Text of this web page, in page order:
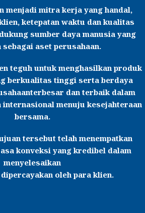
menjadi mitra kerja yang handal,
ketepatan waktu dan kualitas
sumber daya manusia yang
sebagai aset perusahaan.
teguh untuk menghasilkan produk
berkualitas tinggi serta berdaya
dan terbaik dalam
menuju kesejahteraan
bersama.
tersebut telah menempatkan
konveksi yang kredibel dalam
menyelesaikan
oleh para klien.